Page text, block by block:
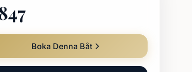
Boka Denna Båt